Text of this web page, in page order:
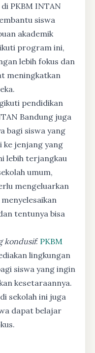
PKBM INTAN
siswa
akademik
program ini,
lebih fokus dan
meningkatkan
pendidikan
Bandung juga
bagi siswa yang
ke jenjang yang
lebih terjangkau
umum,
mengeluarkan
tentunya bisa
kondusif: PKBM
lingkungan
siswa yang ingin
kesetaraannya.
sekolah ini juga
dapat belajar